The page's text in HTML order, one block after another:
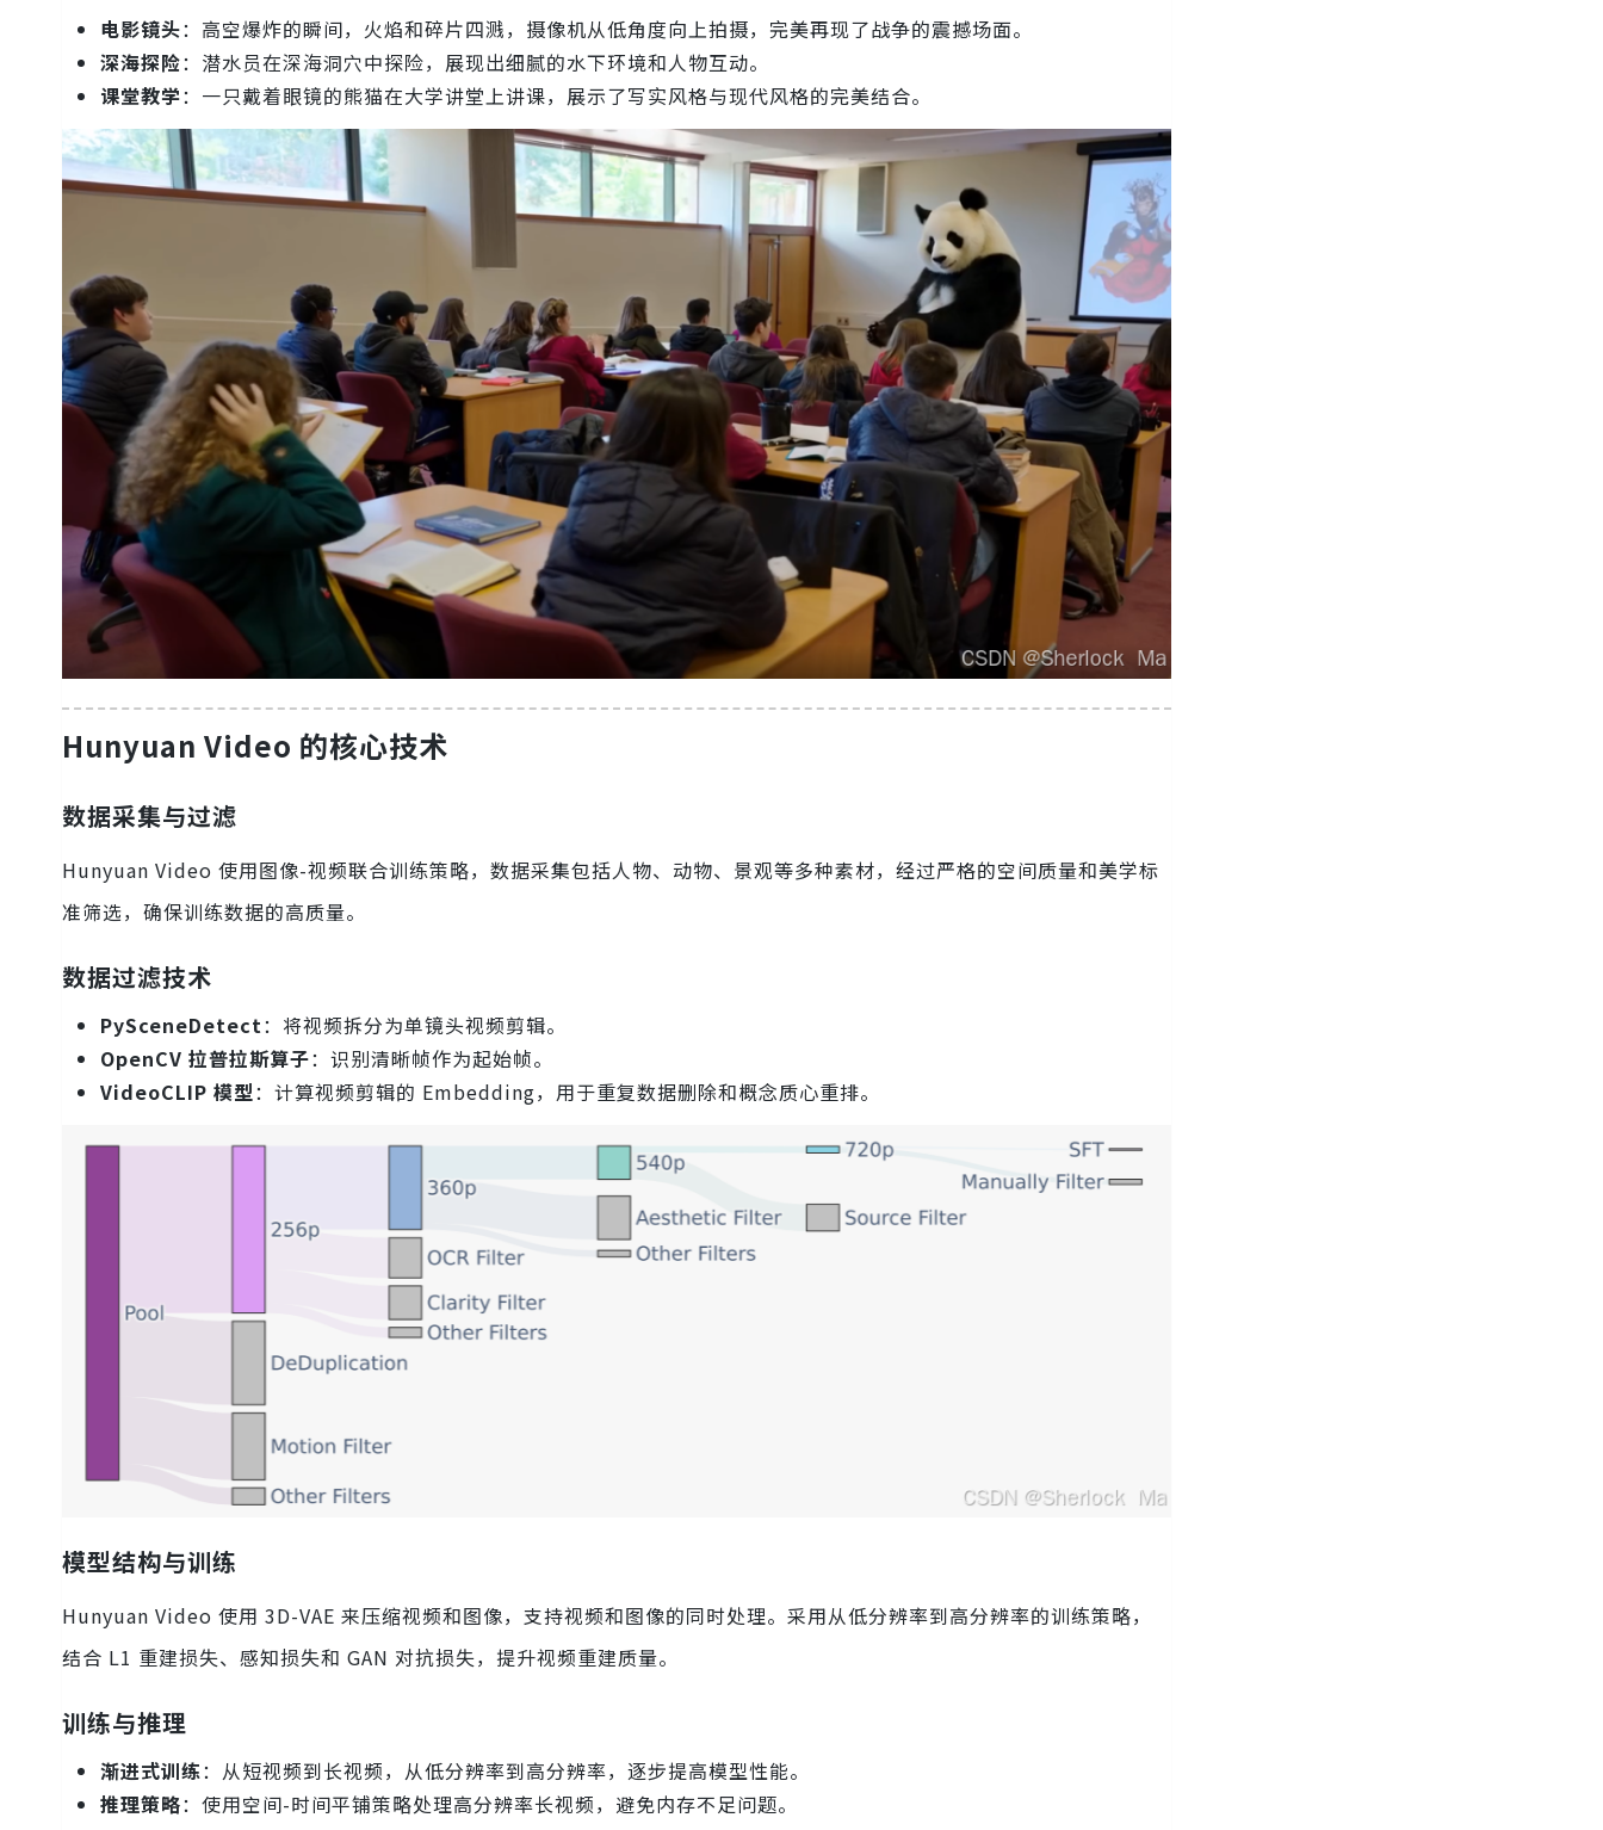
电影镜头：高空爆炸的瞬间，火焰和碎片四溅，摄像机从低角度向上拍摄，完美再现了战争的震撼场面。
深海探险：潜水员在深海洞穴中探险，展现出细腻的水下环境和人物互动。
课堂教学：一只戴着眼镜的熊猫在大学讲堂上讲课，展示了写实风格与现代风格的完美结合。
Hunyuan Video 的核心技术
数据采集与过滤
Hunyuan Video 使用图像-视频联合训练策略，数据采集包括人物、动物、景观等多种素材，经过严格的空间质量和美学标
准筛选，确保训练数据的高质量。
数据过滤技术
PySceneDetect：将视频拆分为单镜头视频剪辑。
OpenCV 拉普拉斯算子：识别清晰帧作为起始帧。
VideoCLIP 模型：计算视频剪辑的 Embedding，用于重复数据删除和概念质心重排。
模型结构与训练
Hunyuan Video 使用 3D-VAE 来压缩视频和图像，支持视频和图像的同时处理。采用从低分辨率到高分辨率的训练策略，
结合 L1 重建损失、感知损失和 GAN 对抗损失，提升视频重建质量。
训练与推理
渐进式训练：从短视频到长视频，从低分辨率到高分辨率，逐步提高模型性能。
推理策略：使用空间-时间平铺策略处理高分辨率长视频，避免内存不足问题。